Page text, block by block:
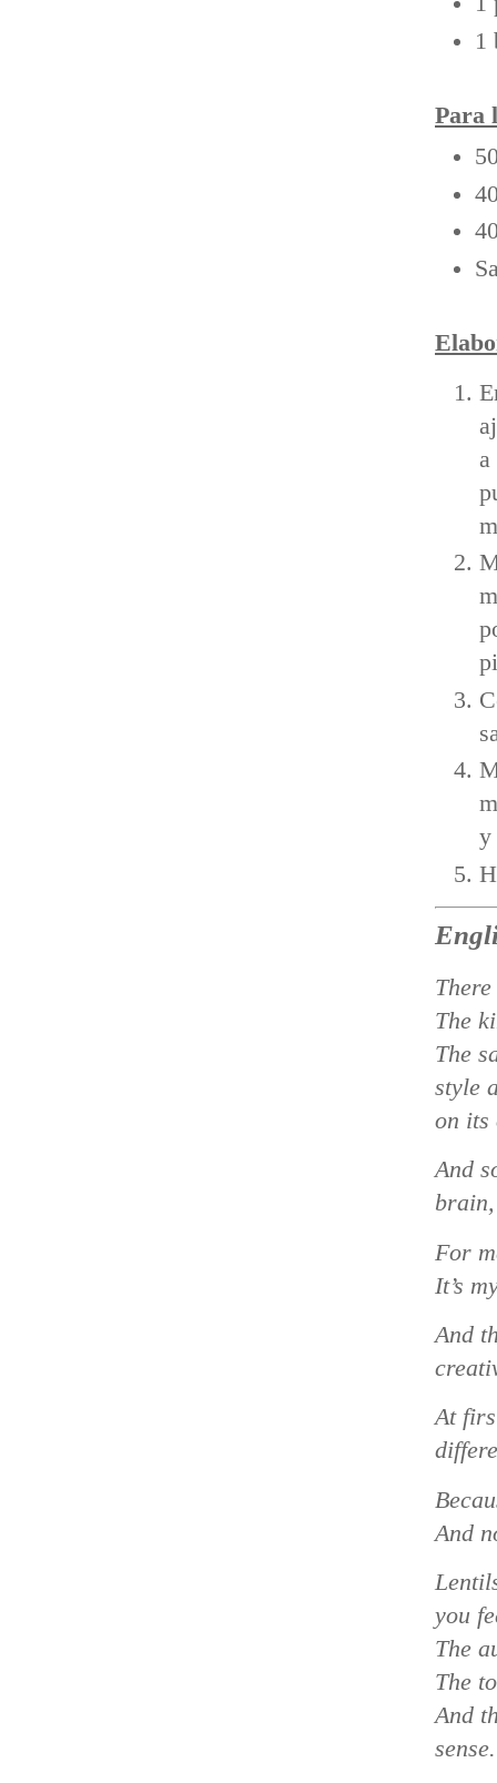
1
Para
a
y
The
The
style
on its
And
For
It’s
And
At
And
you
The
The
And
sense.